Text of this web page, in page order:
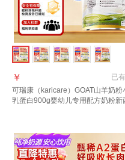
已有
￥
可瑞康（karicare）GOAT山羊奶粉
乳蛋白900g婴幼儿专用配方奶粉新